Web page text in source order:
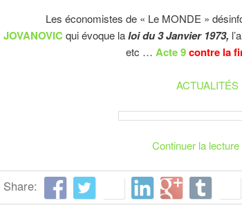
Les économistes de « Le MONDE »
JOVANOVIC qui évoque laloi du 3 Janvier 1973,
etc … Acte 9contre la
ACTUALITÉS
Continuer la lecture
Share: